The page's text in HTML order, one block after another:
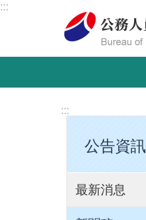
跳到主要內容區塊
:::
:::
公告資訊
最新消息